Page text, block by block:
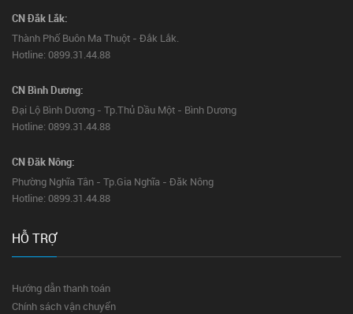
CN Đắk Lắk:
Thành Phố Buôn Ma Thuột - Đắk Lắk.
Hotline: 0899.31.44.88
CN Bình Dương:
Đại Lộ Bình Dương - Tp.Thủ Dầu Một - Bình Dương
Hotline: 0899.31.44.88
CN Đăk Nông:
Phường Nghĩa Tân - Tp.Gia Nghĩa - Đăk Nông
Hotline: 0899.31.44.88
HỖ TRỢ
Hướng dẫn thanh toán
Chính sách vận chuyển